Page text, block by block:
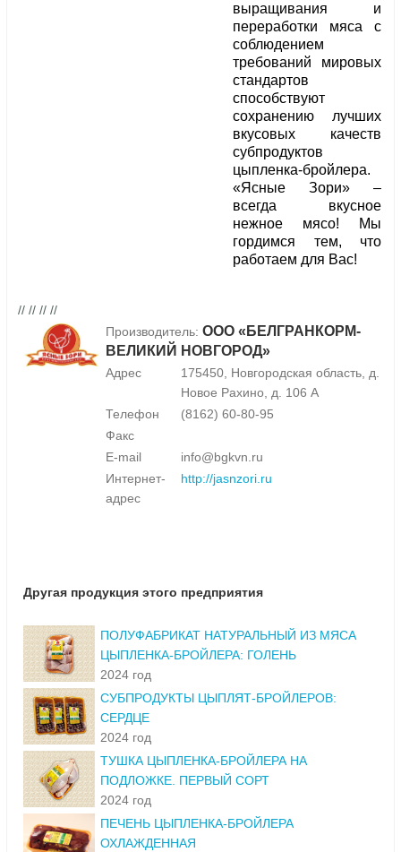
выращивания и
переработки мяса с
соблюдением
требований мировых
стандартов
способствуют
сохранению лучших
вкусовых качеств
субпродуктов
цыпленка-бройлера.
«Ясные Зори» –
всегда вкусное
нежное мясо! Мы
гордимся тем, что
работаем для Вас!
// // // //
Производитель: ООО «БЕЛГРАНКОРМ-
ВЕЛИКИЙ НОВГОРОД»
Адрес
175450, Новгородская область, д.
Новое Рахино, д. 106 А
Телефон
(8162) 60-80-95
Факс
E-mail
info@bgkvn.ru
Интернет-
адрес
http://jasnzori.ru
Другая продукция этого предприятия
ПОЛУФАБРИКАТ НАТУРАЛЬНЫЙ ИЗ МЯСА
ЦЫПЛЕНКА-БРОЙЛЕРА: ГОЛЕНЬ
2024 год
СУБПРОДУКТЫ ЦЫПЛЯТ-БРОЙЛЕРОВ:
СЕРДЦЕ
2024 год
ТУШКА ЦЫПЛЕНКА-БРОЙЛЕРА НА
ПОДЛОЖКЕ. ПЕРВЫЙ СОРТ
2024 год
ПЕЧЕНЬ ЦЫПЛЕНКА-БРОЙЛЕРА
ОХЛАЖДЕННАЯ